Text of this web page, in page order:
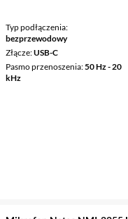
Typ podłączenia
bezprzewodowy
Złącze USB-C
Pasmo przenoszenia 50 Hz - 20
kHz